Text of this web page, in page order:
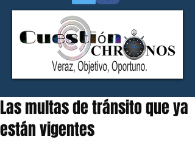
Las multas de tránsito que ya
están vigentes